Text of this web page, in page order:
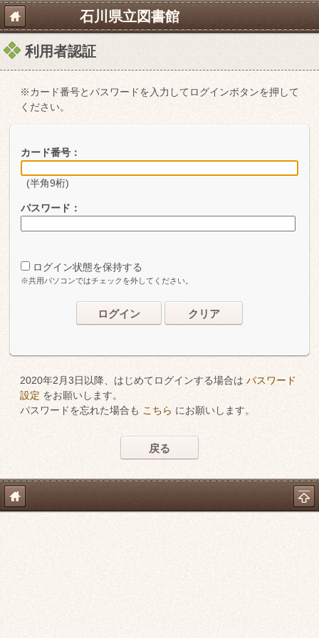
石川県立図書館
利用者認証
※カード番号とパスワードを入力してログインボタンを押して
ください。
カード番号：
(半角9桁)
パスワード：
ログイン状態を保持する
※共用パソコンではチェックを外してください。
ログイン クリア
2020年2月3日以降、はじめてログインする場合は パスワード
設定 をお願いします。
パスワードを忘れた場合も こちら にお願いします。
戻る